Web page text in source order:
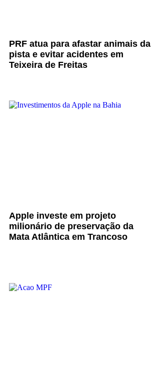
PRF atua para afastar animais da
pista e evitar acidentes em
Teixeira de Freitas
Apple investe em projeto
milionário de preservação da
Mata Atlântica em Trancoso